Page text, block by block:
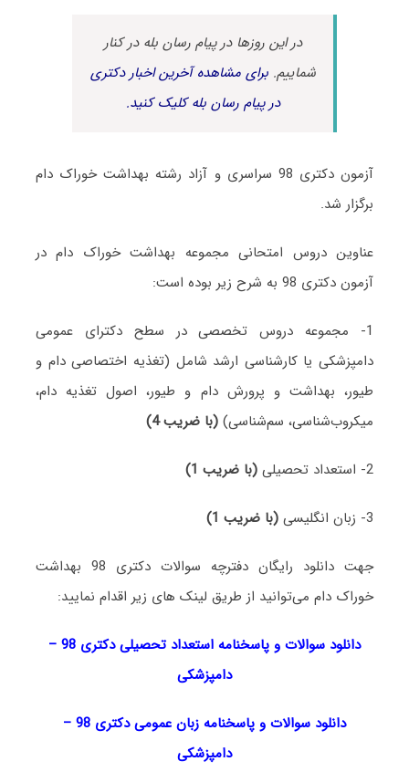
در این روزها در پیام رسان بله در کنار
شماییم.برای مشاهده آخرین اخبار دکتری
در پیام رسان بله کلیک کنید.
آزمون دکتری 98 سراسری و آزاد رشته بهداشت خوراک دام
برگزار شد.
عناوین دروس امتحانی مجموعه بهداشت خوراک دام در
آزمون دکتری 98 به شرح زیر بوده است:
1- مجموعه دروس تخصصی در سطح دکترای عمومی
دامپزشکی یا کارشناسی ارشد شامل (تغذیه اختصاصی دام و
طیور، بهداشت و پرورش دام و طیور، اصول تغذیه دام،
میکروب‌شناسی، سم‌شناسی) (با ضریب 4)
2- استعداد تحصیلی (با ضریب 1)
3- زبان انگلیسی (با ضریب 1)
جهت دانلود رایگان دفترچه سوالات دکتری 98 بهداشت
خوراک دام می‌توانید از طریق لینک های زیر اقدام نمایید:
دانلود سوالات و پاسخنامه استعداد تحصیلی دکتری 98
–
دامپزشکی
دانلود سوالات و پاسخنامه زبان عمومی دکتری 98
–
دامپزشکی